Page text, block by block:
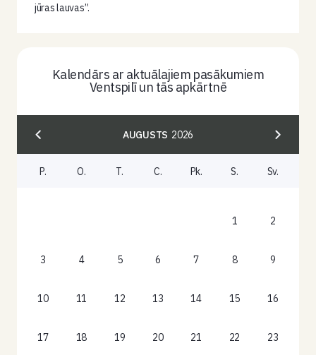
jūras lauvas”.
Kalendārs ar aktuālajiem pasākumiem
Ventspilī un tās apkārtnē
AUGUSTS 2026
P. O. T. C. Pk. S. Sv.
1 2
3 4 5 6 7 8 9
10 11 12 13 14 15 16
17 18 19 20 21 22 23